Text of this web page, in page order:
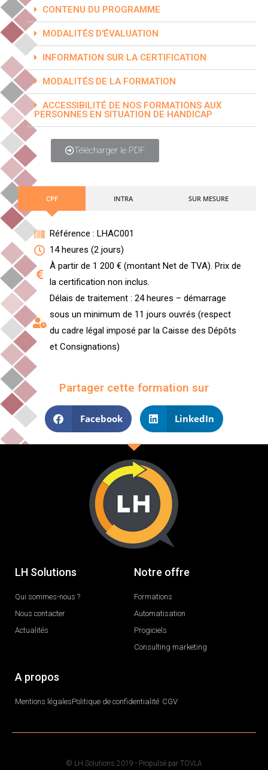
CONTENU DU PROGRAMME
MODALITÉS D'ÉVALUATION
INFORMATION SUR LA CERTIFICATION
MODALITÉS DE LA FORMATION
ACCESSIBILITÉ DE NOS FORMATIONS AUX
PERSONNES EN SITUATION DE HANDICAP
Télécharger le PDF
CPF INTRA SUR MESURE
Référence : LHAC001
14 heures (2 jours)
À partir de 1 200 € (montant Net de TVA). Prix de
la certification non inclus.
Délais de traitement : 24 heures – démarrage
sous un minimum de 11 jours ouvrés (respect
du cadre légal imposé par la Caisse des Dépôts
et Consignations)
Partager cette formation sur
Facebook LinkedIn
LH Solutions
Qui sommes-nous ?
Nous contacter
Actualités
Notre offre
Formations
Automatisation
Progiciels
Consulting marketing
A propos
Mentions légalesPolitique de confidentialité CGV
© LH Solutions 2019 - Propulsé par TOVLA